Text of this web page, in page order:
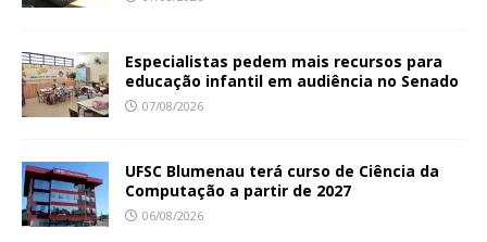
Especialistas pedem mais recursos para
educação infantil em audiência no Senado
07/08/2026
UFSC Blumenau terá curso de Ciência da
Computação a partir de 2027
06/08/2026